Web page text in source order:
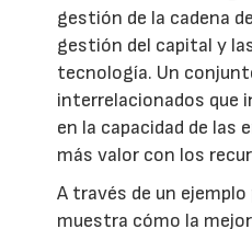
gestión de la cadena
gestión del capital y
tecnología. Un
interrelacionados que
en la capacidad de las
más valor con los
A través de un
muestra cómo la